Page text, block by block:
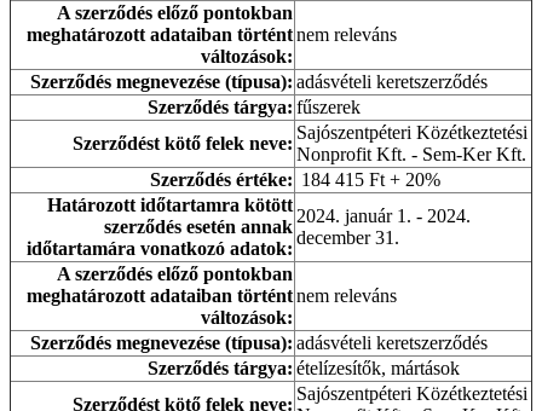
A szerződés előző pontokban
meghatározott adataiban történt
változások:
nem releváns
Szerződés megnevezése (típusa): adásvételi keretszerződés
Szerződés tárgya: fűszerek
Szerződést kötő felek neve:
Sajószentpéteri Közétkeztetési
Nonprofit Kft. - Sem-Ker Kft.
Szerződés értéke: 184 415 Ft + 20%
Határozott időtartamra kötött
szerződés esetén annak
időtartamára vonatkozó adatok:
2024. január 1. - 2024.
december 31.
A szerződés előző pontokban
meghatározott adataiban történt
változások:
nem releváns
Szerződés megnevezése (típusa): adásvételi keretszerződés
Szerződés tárgya: ételízesítők, mártások
Szerződést kötő felek neve:
Sajószentpéteri Közétkeztetési